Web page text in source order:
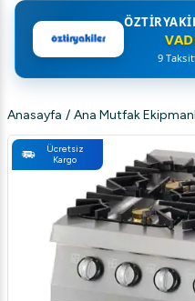
9
Anasayfa / Ana Mutfak
Ücretsiz
Kargo